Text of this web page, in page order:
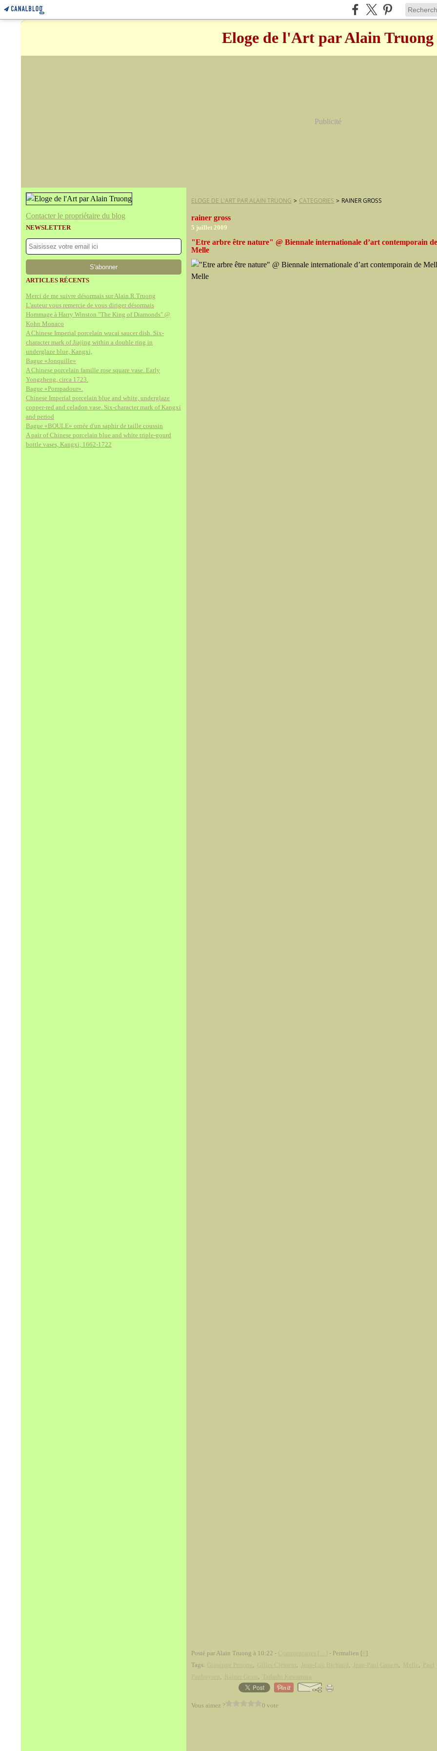
Eloge de l'Art par Alain Truong
Publicité
Contacter le propriétaire du blog
NEWSLETTER
ARTICLES RÉCENTS
Merci de me suivre désormais sur Alain.R.Truong
L'auteur vous remercie de vous diriger désormais
Hommage à Harry Winston "The King of Diamonds" @
Kohn Monaco
A Chinese Imperial porcelain wucai saucer dish. Six-
character mark of Jiajing within a double ring in
underglaze blue, Kangxi,
Bague «Jonquille»
A Chinese porcelain famille rose square vase. Early
Yongzheng, circa 1723.
Bague «Pompadour».
Chinese Imperial porcelain blue and white, underglaze
copper-red and celadon vase. Six-character mark of Kangxi
and period
Bague «BOULE» ornée d'un saphir de taille coussin
A pair of Chinese porcelain blue and white triple-gourd
bottle vases, Kangxi, 1662-1722
ELOGE DE L'ART PAR ALAIN TRUONG > CATEGORIES > RAINER GROSS
rainer gross
5 juillet 2009
"Etre arbre être nature" @ Biennale internationale d’art contemporain
Melle
Posté par Alain Truong à 10:22 - - Permalien [ ]
Tags:
, , , , ,
, ,
Vous aimez ? 0 vote